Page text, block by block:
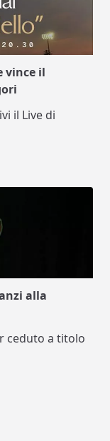
vince il
il Live di
alla
ceduto a titolo